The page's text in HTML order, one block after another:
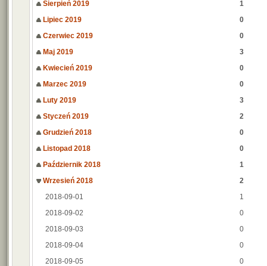
Sierpień 2019
1
Lipiec 2019
0
Czerwiec 2019
0
Maj 2019
3
Kwiecień 2019
0
Marzec 2019
0
Luty 2019
3
Styczeń 2019
2
Grudzień 2018
0
Listopad 2018
0
Październik 2018
1
Wrzesień 2018
2
2018-09-01
1
2018-09-02
0
2018-09-03
0
2018-09-04
0
2018-09-05
0